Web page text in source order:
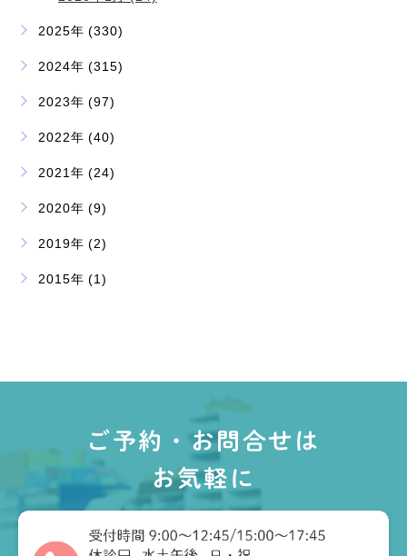
2025年 (330)
2024年 (315)
2023年 (97)
2022年 (40)
2021年 (24)
2020年 (9)
2019年 (2)
2015年 (1)
ご予約・お問合せは
お気軽に